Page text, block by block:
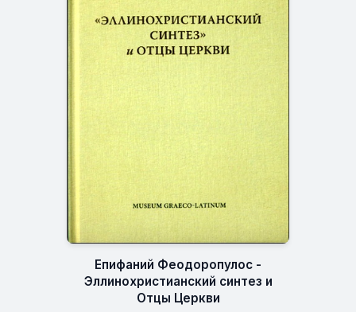
Епифаний Феодоропулос -
Эллинохристианский синтез и
Отцы Церкви